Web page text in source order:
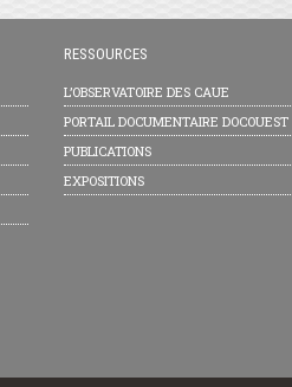
RESSOURCES
L’OBSERVATOIRE DES CAUE
PORTAIL DOCUMENTAIRE DOCOUEST
PUBLICATIONS
EXPOSITIONS